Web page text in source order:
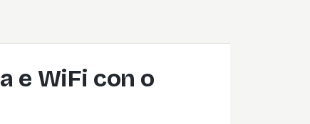
e WiFi con o